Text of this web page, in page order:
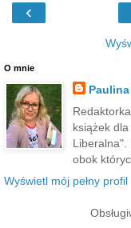
‹
O mnie
książek
Liberalna".
obok
Wyświetl mój pełny profil